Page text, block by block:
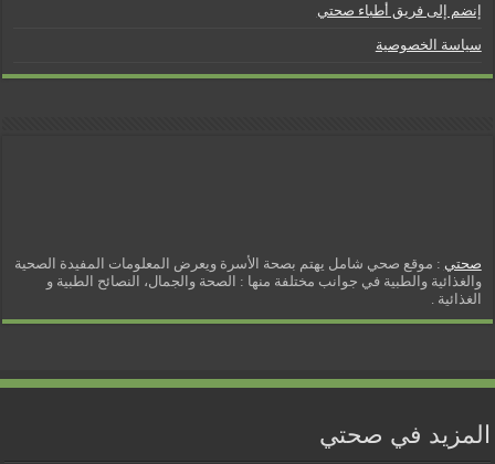
إنضم إلى فريق أطباء صحتي
سياسة الخصوصية
صحتي : موقع صحي شامل يهتم بصحة الأسرة ويعرض المعلومات المفيدة الصحية
والغذائية والطبية في جوانب مختلفة منها : الصحة والجمال، النصائح الطبية و
الغذائية .
المزيد في صحتي